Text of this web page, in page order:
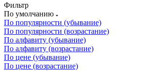
Фильтр
По умолчанию
По популярности (убывание)
По популярности (возрастание)
По алфавиту (убывание)
По алфавиту (возрастание)
По цене (убывание)
По цене (возрастание)